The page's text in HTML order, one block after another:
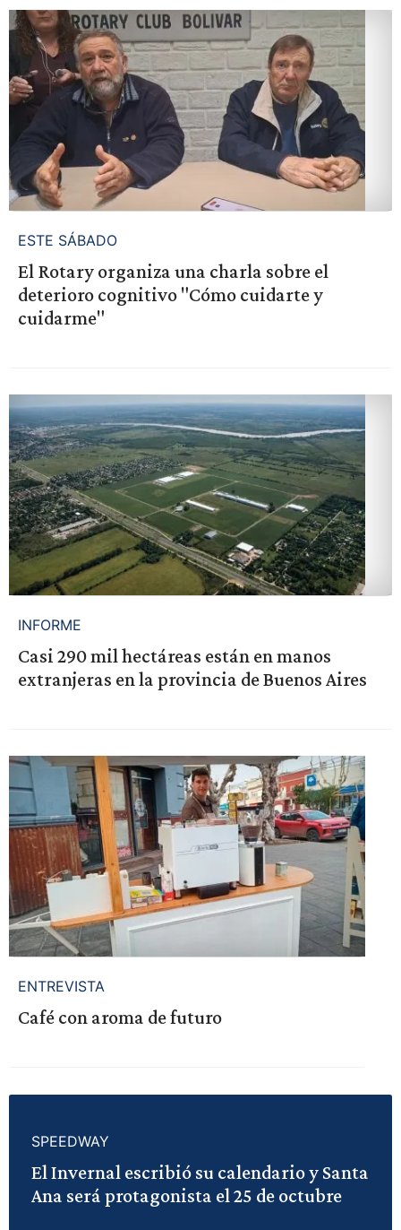
ESTE SÁBADO
El Rotary organiza una charla sobre el
deterioro cognitivo "Cómo cuidarte y
cuidarme"
INFORME
Casi 290 mil hectáreas están en manos
extranjeras en la provincia de Buenos Aires
ENTREVISTA
Café con aroma de futuro
SPEEDWAY
El Invernal escribió su calendario y Santa
Ana será protagonista el 25 de octubre